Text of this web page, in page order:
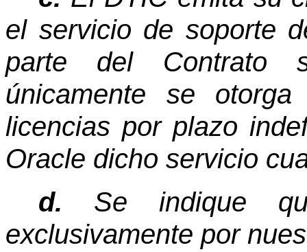
el servicio de soporte
parte del Contrato
únicamente se
licencias por plazo
Oracle dicho servicio
d. Se indique
exclusivamente por